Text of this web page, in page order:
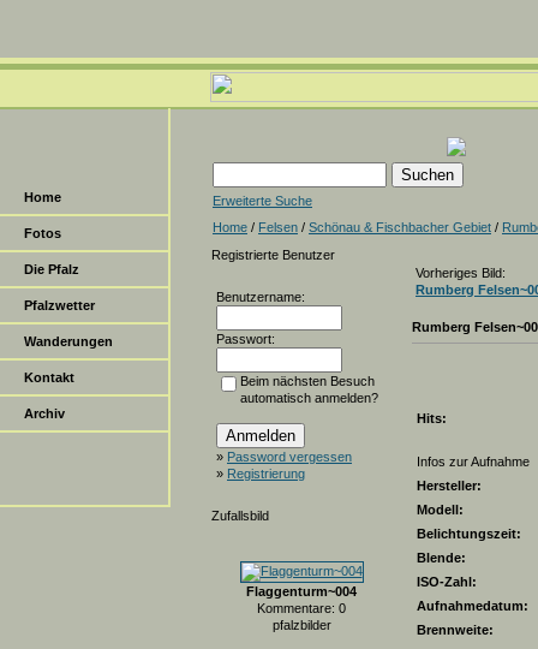
Home
Fotos
Die Pfalz
Pfalzwetter
Wanderungen
Kontakt
Archiv
Erweiterte Suche
Home / Felsen / Schönau & Fischbacher Gebiet /
Registrierte Benutzer
Benutzername:
Passwort:
Beim nächsten Besuch
automatisch anmelden?
» Password vergessen
» Registrierung
Zufallsbild
Flaggenturm~004
Kommentare: 0
pfalzbilder
Vorheriges Bild:
Rumberg
Rumberg
Hits:
Infos zur Aufnahme
Hersteller:
Modell:
Belichtungszeit:
Blende:
ISO-Zahl:
Aufnahmedatum:
Brennweite: